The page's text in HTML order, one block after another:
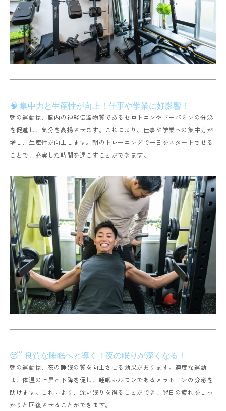
🧠 集中力と生産性が向上！仕事や学業に好影響！
朝の運動は、脳内の神経伝達物質であるセロトニンやドーパミンの分泌
を促進し、気分を高揚させます。これにより、仕事や学業への集中力が
増し、生産性が向上します。朝のトレーニングで一日をスタートさせる
ことで、充実した時間を過ごすことができます。
😴 良質な睡眠へと導く！夜の眠りが深くなる！
朝の運動は、夜の睡眠の質を向上させる効果があります。適度な運動
は、体温の上昇と下降を促し、睡眠ホルモンであるメラトニンの分泌を
助けます。これにより、深い眠りを得ることができ、翌日の疲れをしっ
かりと回復させることができます。